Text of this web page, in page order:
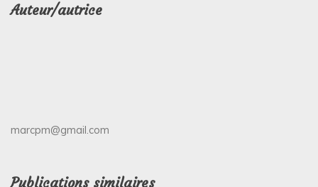
Auteur/autrice
marcpm@gmail.com
Publications similaires